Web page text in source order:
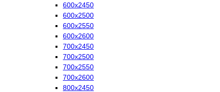
600х2450
600х2500
600х2550
600х2600
700х2450
700х2500
700х2550
700х2600
800х2450